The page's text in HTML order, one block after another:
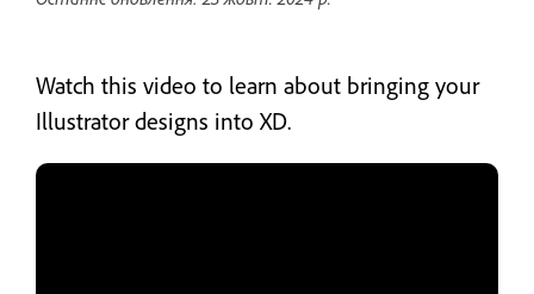
Watch this video to learn about bringing your
Illustrator designs into XD.